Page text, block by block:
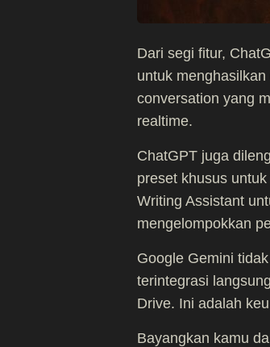
Dari segi fitur,
untuk menghasilkan
conversation yang
realtime.
ChatGPT juga
preset khusus
Writing Assistant
mengelompokkan
Google Gemini
terintegrasi
Drive. Ini adalah
Bayangkan kamu